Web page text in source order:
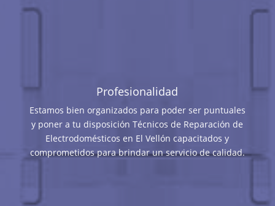
Profesionalidad
Estamos bien organizados para poder ser puntuales
y poner a tu disposición Técnicos de Reparación de
Electrodomésticos en El Vellón capacitados y
comprometidos para brindar un servicio de calidad.